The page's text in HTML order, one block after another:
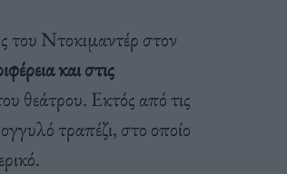
του Ντοκιμαντέρ στον
και στις
θεάτρου. Εκτός από τις
τραπέζι, στο οποίο